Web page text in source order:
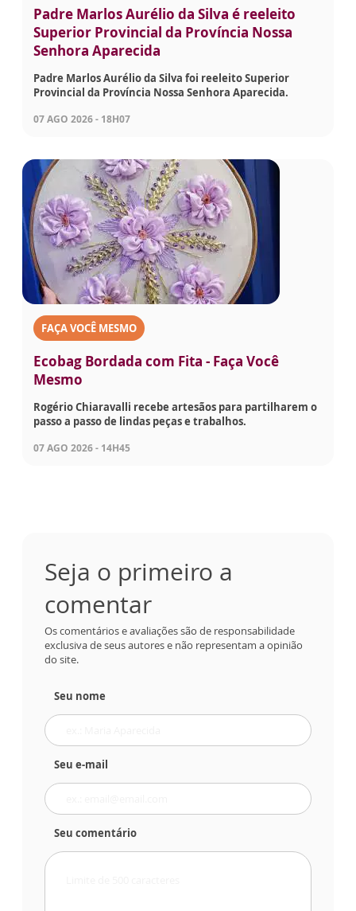
Padre Marlos Aurélio da Silva é reeleito
Superior Provincial da Província Nossa
Senhora Aparecida
Padre Marlos Aurélio da Silva foi reeleito Superior
Provincial da Província Nossa Senhora Aparecida.
07 AGO 2026 - 18H07
FAÇA VOCÊ MESMO
Ecobag Bordada com Fita - Faça Você
Mesmo
Rogério Chiaravalli recebe artesãos para partilharem o
passo a passo de lindas peças e trabalhos.
07 AGO 2026 - 14H45
Seja o primeiro a
comentar
Os comentários e avaliações são de responsabilidade
exclusiva de seus autores e não representam a opinião
do site.
Seu nome
Seu e-mail
Seu comentário